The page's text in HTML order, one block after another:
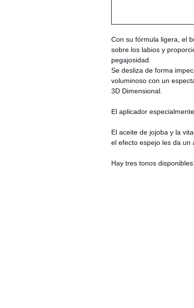
Con su fórmula ligera, el
sobre los labios y
pegajosidad.
Se desliza de forma
voluminoso con un
3D Dimensional.
El aplicador
El aceite de jojoba y la
el efecto espejo les da un
Hay tres tonos